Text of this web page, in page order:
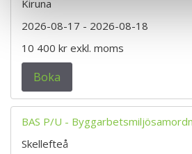
Kiruna
2026-08-17 - 2026-08-18
10 400 kr exkl. moms
Boka
BAS P/U -
Skellefteå